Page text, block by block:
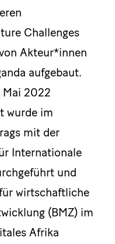
Challenges
Akteur*innen
aufgebaut.
Mai 2022
wurde im
mit der
Internationale
und
wirtschaftliche
(BMZ) im
Afrika